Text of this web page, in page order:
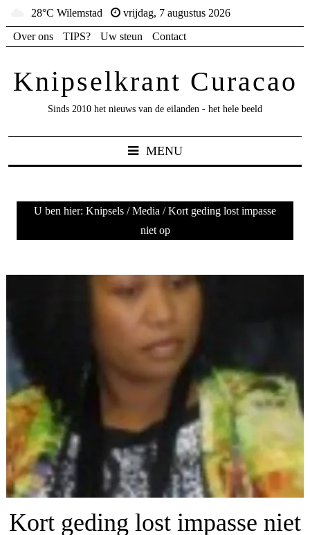
28°C Wilemstad
vrijdag, 7 augustus 2026
Over ons
TIPS? Uw steun Contact
Knipselkrant Curacao
Sinds 2010 het nieuws van de eilanden - het hele beeld
MENU
U ben hier: Knipsels / Media / Kort geding lost impasse
niet op
Kort geding lost impasse niet